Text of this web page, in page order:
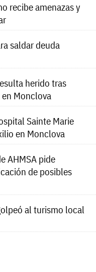
recibe amenazas y
saldar deuda
herido tras
Monclova
Sainte Marie
en Monclova
AHMSA pide
de posibles
al turismo local